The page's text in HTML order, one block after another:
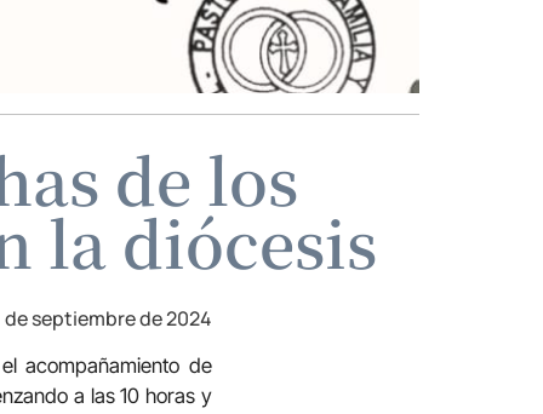
de los
la diócesis
de septiembre de 2024
acompañamiento de
a las 10 horas y